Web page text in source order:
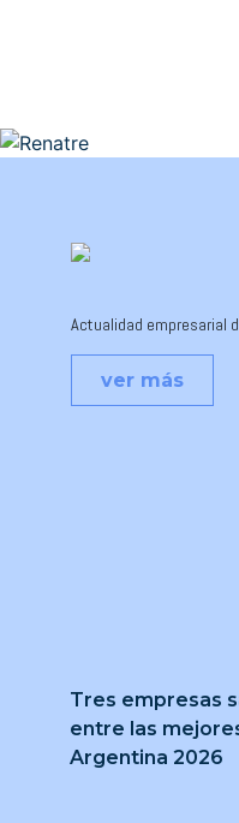
Tres empresas
entre las
Argentina 2026
Actualidad empresarial
ver más